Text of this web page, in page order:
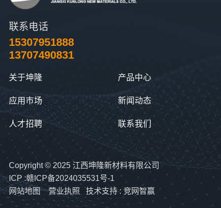
联系电话
15307951888
13707490831
关于坤隆 产品中心
应用市场 新闻动态
人才招聘 联系我们
Copyright © 2025 江西坤隆新材料有限公司
ICP :赣ICP备2024035531号-1
网站地图
营业执照 技术支持 : 竞网智赢